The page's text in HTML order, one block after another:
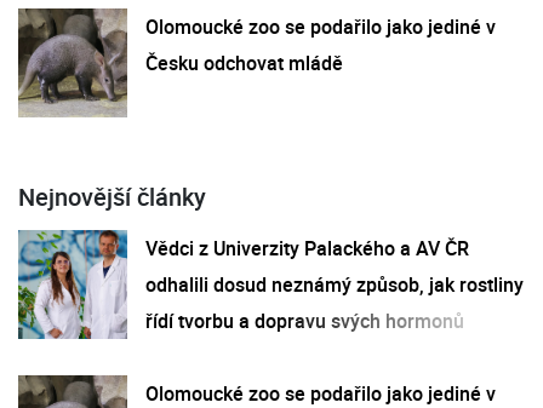
Olomoucké zoo se podařilo jako jediné v
Česku odchovat mládě
Nejnovější články
Vědci z Univerzity Palackého a AV ČR
odhalili dosud neznámý způsob, jak rostliny
řídí tvorbu a dopravu svých hormonů
Olomoucké zoo se podařilo jako jediné v